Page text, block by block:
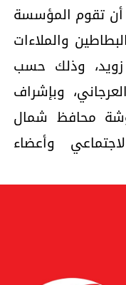
تقوم المؤسسة
والملاءات
وذلك حسب
وبإشراف
محافظ شمال
وأعضاء